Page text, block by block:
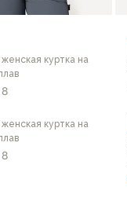
куртка на
8
куртка на
8